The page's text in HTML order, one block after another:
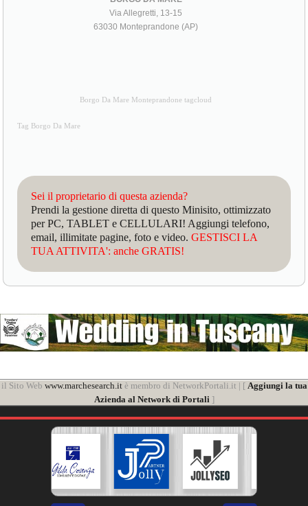
Via Allegretti, 13-15
63030 Monteprandone (AP)
Borgo Da Mare Monteprandone tagcloud
Tag Borgo Da Mare
Sei il proprietario di questa azienda?
Prendi la gestione diretta di questo Minisito, ottimizzato
per PC, TABLET e CELLULARI! Aggiungi telefono,
email, illimitate pagine, foto e video.GESTISCI LA
TUA ATTIVITA': anche GRATIS!
il Sito Web www.marchesearch.itè membro di NetworkPortali.it | [ Aggiungi la tua
Azienda al Network di Portali]